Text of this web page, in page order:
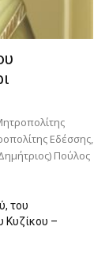
Εδέσσης,
Πούλος
του
Κυζίκου –